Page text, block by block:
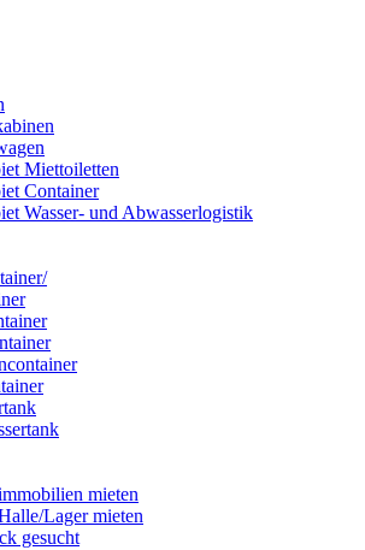
Miettoiletten
Container
Wasser- und Abwasserlogistik
mieten
Lager mieten
gesucht